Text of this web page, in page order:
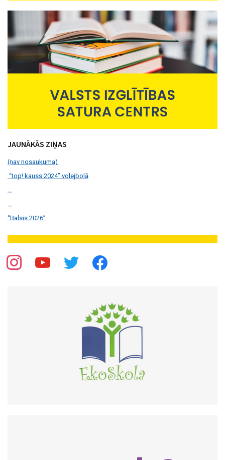
JAUNĀKĀS ZIŅAS
(nav nosaukuma)
“top! kauss 2024” volejbolā
…
…
“Balsis 2026”